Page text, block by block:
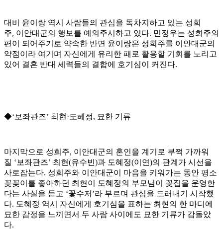
대비 윤이랑 역시 사람들의 관심을 독차지하고 있는 성희
주, 이안대군의 행보를 예의주시하고 있다. 민정우는 성희주의
편이 되어주기로 약속한 반면 윤이랑은 성희주를 이안대군의
약점이라 여기며 자신에게 유리한 패로 활용할 기회를 노리고
있어 결혼 반대 세력들의 결합에 호기심이 커진다.
◆‘보좌관즈’ 최현·도혜정, 묘한 기류
마지막으로 성희주, 이안대군의 혼인을 계기로 부쩍 가까워
질 ‘보좌관즈’ 최현(유수빈)과 도혜정(이연)의 관계가 시선을
사로잡는다. 성희주와 이안대군이 마음을 키워가는 동안 평소
꽃꽂이를 좋아하던 최현이 도혜정의 부모님이 꽃집을 운영한
다는 사실을 듣고 ‘꽃수저’라 부르며 관심을 드러내기 시작했
다. 도혜정 역시 자신에게 호기심을 표하는 최현의 한 마디에
묘한 감정을 느끼면서 두 사람 사이에도 묘한 기류가 감돌았
다.